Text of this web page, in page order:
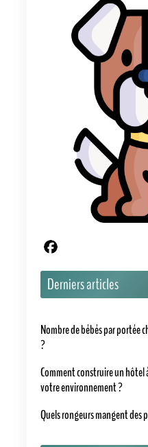
Derniers articles
Nombre de bébés par portée
?
Comment construire un hôtel
votre environnement ?
Quels rongeurs mangent des